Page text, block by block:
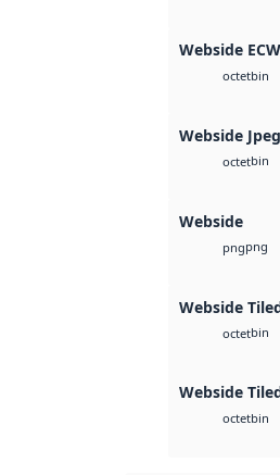
Webside ECW
octetbin
Webside
octetbin
Webside
pngpng
Webside
octetbin
Webside
octetbin